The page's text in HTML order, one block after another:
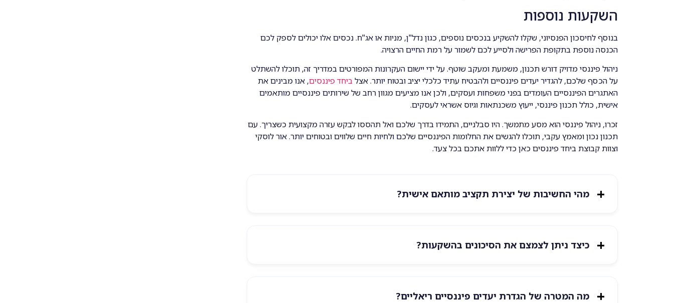
השקעות נוספות
בנוסף לחיסכון הפנסיוני, שקלו להשקיע בנכסים נוספים, כגון נדל"ן, מניות או אג"ח. נכסים אלו יכולים לספק לכם
הכנסה נוספת בתקופת הפרישה ולסייע לכם לשמור על רמת החיים הרצויה.
ניהול פיננסי מדויק דורש תכנון, משמעת ומעקב שוטף. על ידי יישום העקרונות המפורטים במדריך זה, תוכלו להשתלט
על הכסף שלכם, להגדיר יעדים פיננסיים ולהבטיח עתיד כלכלי יציב ובטוח יותר. אצלביחד פיננסים, אנו מבינים את
האתגרים הפיננסיים העומדים בפני משפחות ועסקים, ולכן אנו מציעים מגוון רחב של שירותים פיננסיים מותאמים
אישית, כולל תכנון פיננסי, ייעוץ משכנתאות וגיוס אשראי לעסקים.
זכרו, ניהול פיננסי הוא מסע מתמשך. היו סבלניים, התמידו בדרך שלכם ואל תהססו לבקש עזרה מקצועית כשצריך. עם
תכנון נכון ומאמץ עקבי, תוכלו להגשים את החלומות הפיננסיים שלכם ולחיות חיים שלווים ובטוחים יותר. אור לוסקי
וצוות קבוצת ביחד פיננסים כאן כדי ללוות אתכם בכל צעד.
מהי החשיבות של יצירת תקציב מותאם אישית?
כיצד ניתן לצמצם את הסיכונים בהשקעות?
מה המטרה של הגדרת יעדים פיננסיים ריאליים?